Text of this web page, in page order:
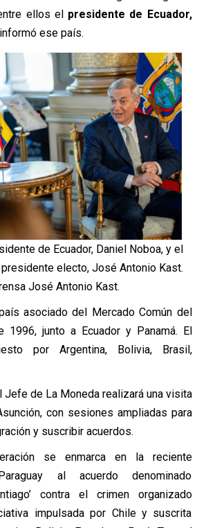
ellos el presidente de Ecuador,
ese país.
de Ecuador, Daniel Noboa, y el
electo, José Antonio Kast.
José Antonio Kast.
asociado del Mercado Común del
1996, junto a Ecuador y Panamá. El
por Argentina, Bolivia, Brasil,
Jefe de La Moneda realizará una visita
con sesiones ampliadas para
y suscribir acuerdos.
se enmarca en la reciente
al acuerdo denominado
contra el crimen organizado
impulsada por Chile y suscrita